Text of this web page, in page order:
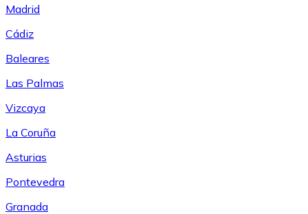
Madrid
Cádiz
Baleares
Las Palmas
Vizcaya
La Coruña
Asturias
Pontevedra
Granada